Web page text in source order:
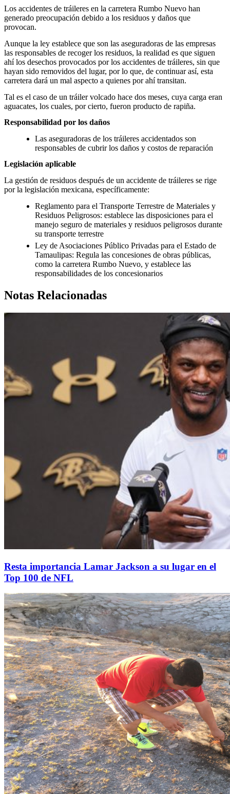
Los accidentes de tráileres en la carretera Rumbo Nuevo han
generado preocupación debido a los residuos y daños que
provocan.
Aunque la ley establece que son las aseguradoras de las empresas
las responsables de recoger los residuos, la realidad es que siguen
ahí los desechos provocados por los accidentes de tráileres, sin que
hayan sido removidos del lugar, por lo que, de continuar así, esta
carretera dará un mal aspecto a quienes por ahí transitan.
Tal es el caso de un tráiler volcado hace dos meses, cuya carga eran
aguacates, los cuales, por cierto, fueron producto de rapiña.
Responsabilidad por los daños
Las aseguradoras de los tráileres accidentados son
responsables de cubrir los daños y costos de reparación
Legislación aplicable
La gestión de residuos después de un accidente de tráileres se rige
por la legislación mexicana, específicamente:
Reglamento para el Transporte Terrestre de Materiales y
Residuos Peligrosos: establece las disposiciones para el
manejo seguro de materiales y residuos peligrosos durante
su transporte terrestre
Ley de Asociaciones Público Privadas para el Estado de
Tamaulipas: Regula las concesiones de obras públicas,
como la carretera Rumbo Nuevo, y establece las
responsabilidades de los concesionarios
Notas Relacionadas
Resta importancia Lamar Jackson a su lugar en el
Top 100 de NFL